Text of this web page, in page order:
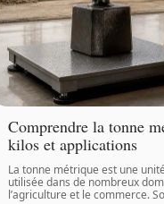
Comprendre la tonne
kilos et applications
La tonne métrique est une
utilisée dans de nombreux
l’agriculture et le commerce.